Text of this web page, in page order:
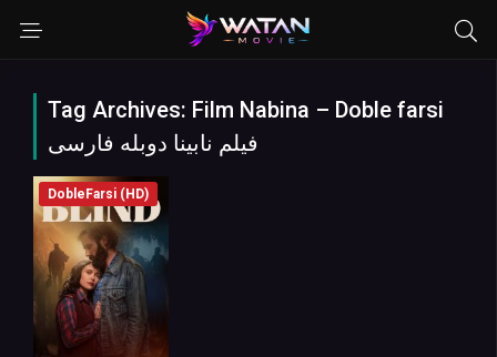
Tag Archives: Film Nabina – Doble farsi
فیلم نابینا دوبله فارسی
DobleFarsi (HD)